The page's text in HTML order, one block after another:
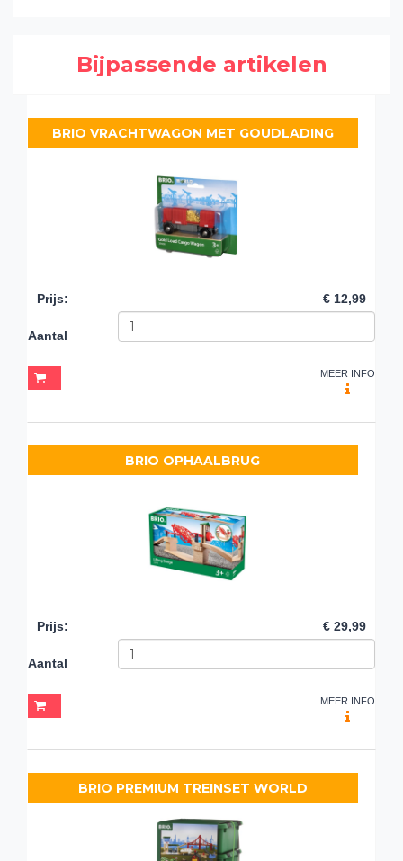
Bijpassende artikelen
BRIO VRACHTWAGON MET GOUDLADING
Prijs: € 12,99
Aantal
MEER INFO
BRIO OPHAALBRUG
Prijs: € 29,99
Aantal
MEER INFO
BRIO PREMIUM TREINSET WORLD